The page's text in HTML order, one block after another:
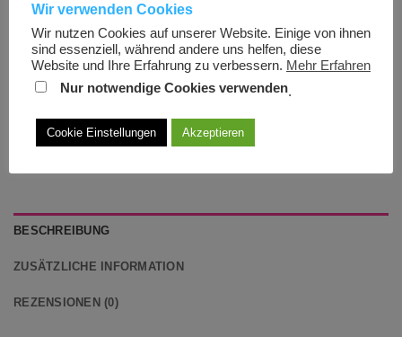
Lieferzeit:1-3 Tage*
Nicht vorrätig
Artikelnummer:4027268191031
BESCHREIBUNG
ZUSÄTZLICHE INFORMATION
REZENSIONEN (0)
Wir verwenden Cookies
Wir nutzen Cookies auf unserer Website. Einige von ihnen
sind essenziell, während andere uns helfen, diese
Website und Ihre Erfahrung zu verbessern. Mehr Erfahren
Nur notwendige Cookies verwenden.
Cookie Einstellungen Akzeptieren